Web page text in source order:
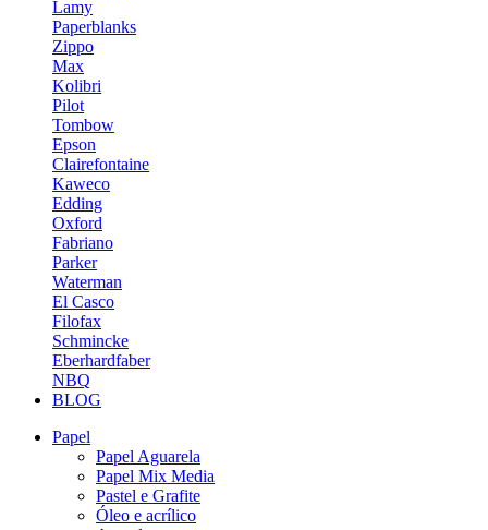
Lamy
Paperblanks
Zippo
Max
Kolibri
Pilot
Tombow
Epson
Clairefontaine
Kaweco
Edding
Oxford
Fabriano
Parker
Waterman
El Casco
Filofax
Schmincke
Eberhardfaber
NBQ
BLOG
Papel
Papel Aguarela
Papel Mix Media
Pastel e Grafite
Óleo e acrílico